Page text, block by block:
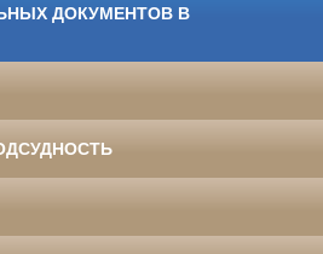
ДОКУМЕНТОВ В